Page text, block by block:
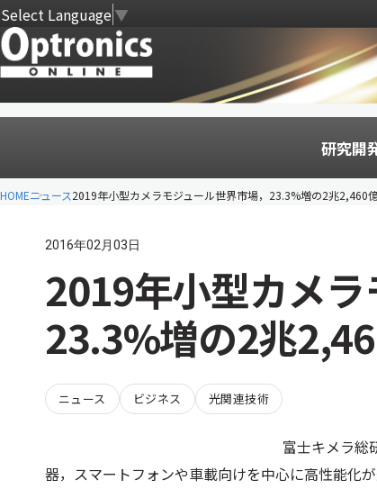
Select Language▼
研究開
HOMEニュース2019年小型カメラモジュール世界市場，23.3%増の2兆2,460
2016年02月03日
2019年小型カメラ
23.3%増の2兆
ニュース ビジネス 光関連技術
富士キメラ総
器，スマートフォンや車載向けを中心に高性能化